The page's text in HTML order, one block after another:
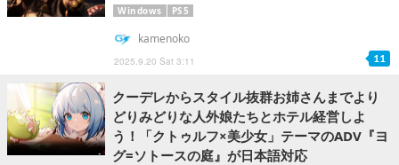
Windows PS5
2025.9.20 Sat 3:11
kamenoko
11
クーデレからスタイル抜群お姉さんまでより
どりみどりな人外娘たちとホテル経営しよ
う！「クトゥルフ×美少女」テーマのADV『ヨ
グ=ソトースの庭』が日本語対応